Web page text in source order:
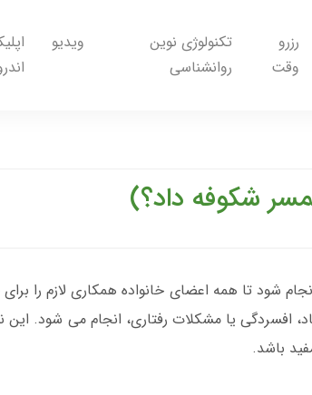
رزرو
وقت
تکنولوژی نوین
روانشناسی
ویدیو
شکوفه داد؟)
شود تا همه اعضای خانواده همکاری لازم را
افسردگی یا مشکلات رفتاری، انجام می شود.
باشد.